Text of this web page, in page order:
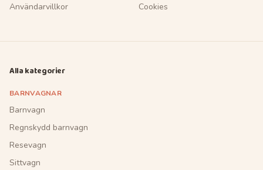
Användarvillkor
Cookies
Alla kategorier
BARNVAGNAR
Barnvagn
Regnskydd barnvagn
Resevagn
Sittvagn